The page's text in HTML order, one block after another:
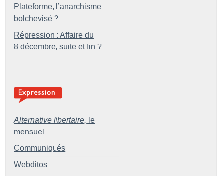
Plateforme, l’anarchisme
bolchevisé ?
Répression : Affaire du
8 décembre, suite et fin ?
Alternative libertaire, le
mensuel
Communiqués
Webditos